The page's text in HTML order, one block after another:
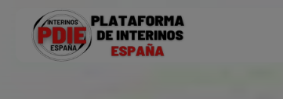
Search
for: